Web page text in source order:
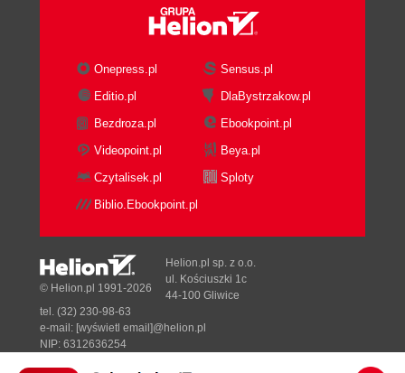
Onepress.pl
Sensus.pl
Editio.pl
DlaBystrzakow.pl
Bezdroza.pl
Ebookpoint.pl
Videopoint.pl
Beya.pl
Czytalisek.pl
Sploty
Biblio.Ebookpoint.pl
© Helion.pl 1991-2026
Helion.pl sp. z o.o.
ul. Kościuszki 1c
44-100 Gliwice
tel. (32) 230-98-63
e-mail: [wyświetl email]@helion.pl
NIP: 6312636254